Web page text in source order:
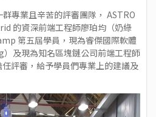
專業且辛苦的評審團隊， ASTRO
的資深前端工程師廖珀均（奶綠
第五屆學員，現為睿傑國際軟體
及現為知名區塊鏈公司前端工程師
評審，給予學員們專業上的建議及